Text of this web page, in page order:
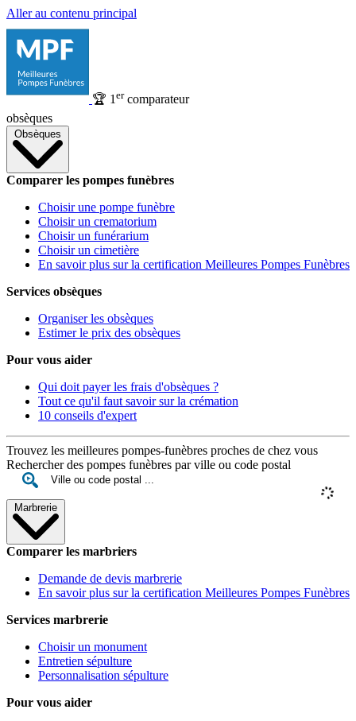
Aller au contenu principal
🏆 1 ercomparateur
obsèques
Obsèques
Comparer les pompes funèbres
Choisir une pompe funèbre
Choisir un crematorium
Choisir un funérarium
Choisir un cimetière
En savoir plus sur la certification Meilleures Pompes Funèbres
Services obsèques
Organiser les obsèques
Estimer le prix des obsèques
Pour vous aider
Qui doit payer les frais d'obsèques ?
Tout ce qu'il faut savoir sur la crémation
10 conseils d'expert
Trouvez les meilleures pompes-funèbres proches de chez vous
Rechercher des pompes funèbres par ville ou code postal
Marbrerie
Comparer les marbriers
Demande de devis marbrerie
En savoir plus sur la certification Meilleures Pompes Funèbres
Services marbrerie
Choisir un monument
Entretien sépulture
Personnalisation sépulture
Pour vous aider